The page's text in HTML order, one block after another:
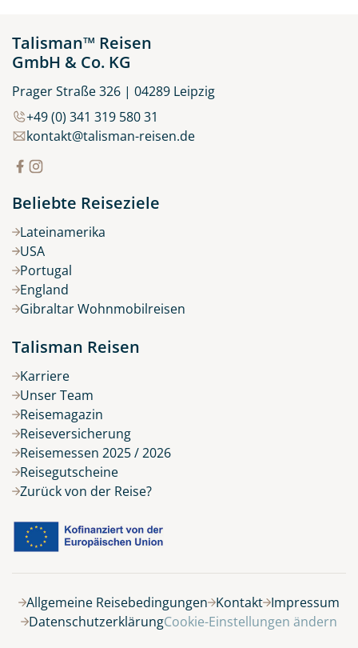
Talisman™ Reisen
GmbH & Co. KG
Prager Straße 326 | 04289 Leipzig
+49 (0) 341 319 580 31
kontakt@talisman-reisen.de
Beliebte Reiseziele
Lateinamerika
USA
Portugal
England
Gibraltar Wohnmobilreisen
Talisman Reisen
Karriere
Unser Team
Reisemagazin
Reiseversicherung
Reisemessen 2025 / 2026
Reisegutscheine
Zurück von der Reise?
Allgemeine Reisebedingungen Kontakt Impressum
DatenschutzerklärungCookie-Einstellungen ändern